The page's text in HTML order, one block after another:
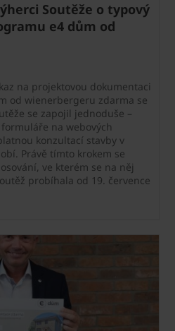
Soutěže o typový
e4 dům od
na projektovou dokumentaci
od wienerbergeru zdarma se
se zapojil jednoduše –
na webových
konzultací stavby v
Právě tímto krokem se
ve kterém se na něj
probíhala od 19. července